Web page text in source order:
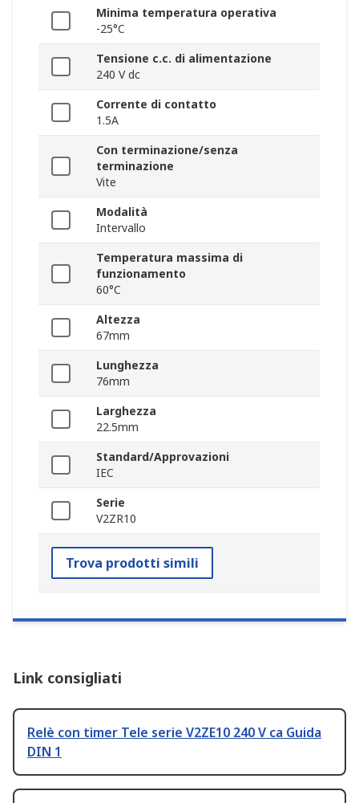
Minima temperatura operativa
-25°C
Tensione c.c. di alimentazione
240 V dc
Corrente di contatto
1.5A
Con terminazione/senza
terminazione
Vite
Modalità
Intervallo
Temperatura massima di
funzionamento
60°C
Altezza
67mm
Lunghezza
76mm
Larghezza
22.5mm
Standard/Approvazioni
IEC
Serie
V2ZR10
Trova prodotti simili
Link consigliati
Relè con timer Tele serie V2ZE10 240 V ca Guida
DIN 1